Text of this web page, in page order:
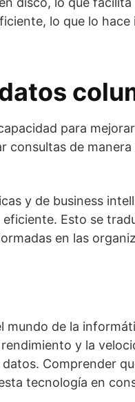
lo que lo
para
de
y de business
Esto se
en las
de la
y la
Comprender
tecnología en